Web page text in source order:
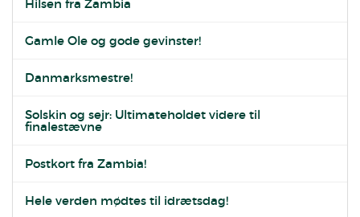
Hilsen fra Zambia
Gamle Ole og gode gevinster!
Danmarksmestre!
Solskin og sejr: Ultimateholdet videre til
finalestævne
Postkort fra Zambia!
Hele verden mødtes til idrætsdag!